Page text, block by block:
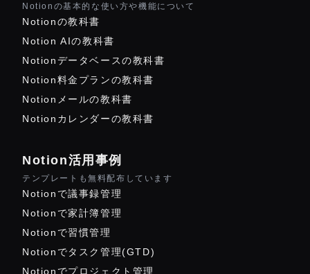
Notionの基本的な使い方や機能について
Notionの教科書
Notion AIの教科書
Notionデータベースの教科書
Notion料金プランの教科書
Notionメールの教科書
Notionカレンダーの教科書
Notion活用事例
テンプレートも無料配布しています
Notionで議事録管理
Notionで家計簿管理
Notionで習慣管理
Notionでタスク管理(GTD)
Notionでプロジェクト管理